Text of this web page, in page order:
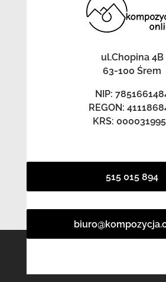
ul.Chopina 4B
63-100 Śrem
NIP:
REGON:
KRS:
515 015 894